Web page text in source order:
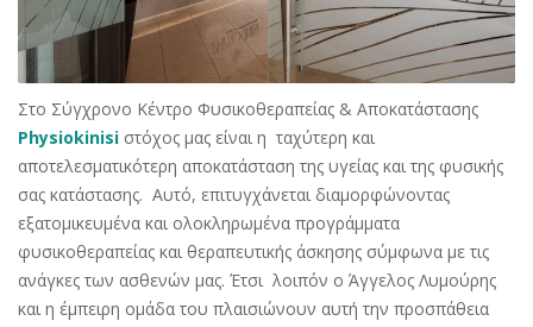
Στο Σύγχρονο Κέντρο Φυσικοθεραπείας & Αποκατάστασης
Physiokinisi στόχος μας είναι η ταχύτερη και
αποτελεσματικότερη αποκατάσταση της υγείας και της φυσικής
σας κατάστασης. Αυτό, επιτυγχάνεται διαμορφώνοντας
εξατομικευμένα και ολοκληρωμένα προγράμματα
φυσικοθεραπείας και θεραπευτικής άσκησης σύμφωνα με τις
ανάγκες των ασθενών μας. Έτσι λοιπόν ο Άγγελος Λυμούρης
και η έμπειρη ομάδα του πλαισιώνουν αυτή την προσπάθεια